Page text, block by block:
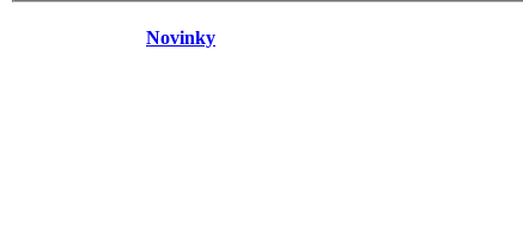
Novinky